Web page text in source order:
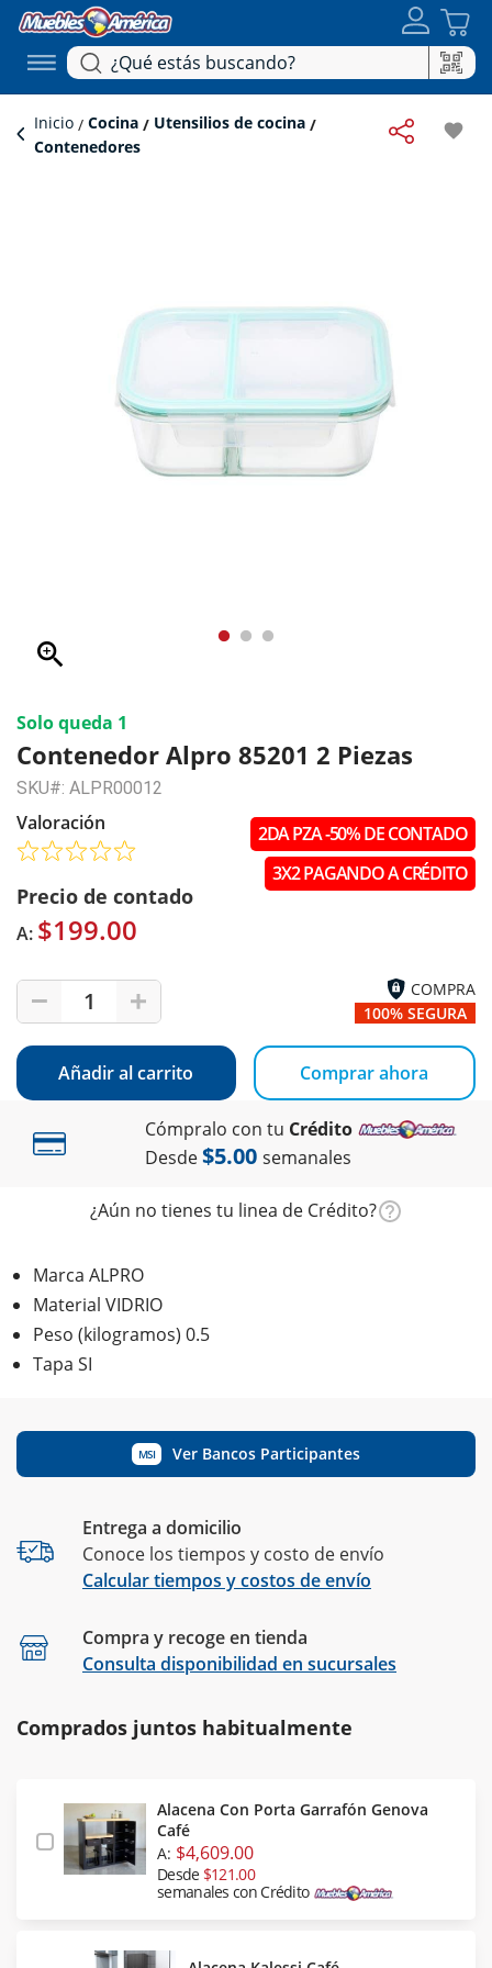
Inicio Cocina
Utensilios de cocina
Contenedores
favorite
zoom_in
Solo queda 1
Contenedor Alpro 85201 2 Piezas
SKU#: ALPR00012
Valoración
Precio de contado
A: $199.00
1
2DA PZA -50% DE CONTADO
3X2 PAGANDO A CRÉDITO
COMPRA
100% SEGURA
Añadir al carrito Comprar ahora
Cómpralo con tu Crédito
Desde$5.00 semanales
¿Aún no tienes tu linea de Crédito?
Marca ALPRO
Material VIDRIO
Peso (kilogramos) 0.5
Tapa SI
MSI Ver Bancos Participantes
Entrega a domicilio
Conoce los tiempos y costo de envío
Calcular tiempos y costos de envío
Compra y recoge en tienda
Consulta disponibilidad en sucursales
Comprados juntos habitualmente
Alacena Con Porta Garrafón Genova
Café
A: $4,609.00
Desde $121.00
semanales con Crédito